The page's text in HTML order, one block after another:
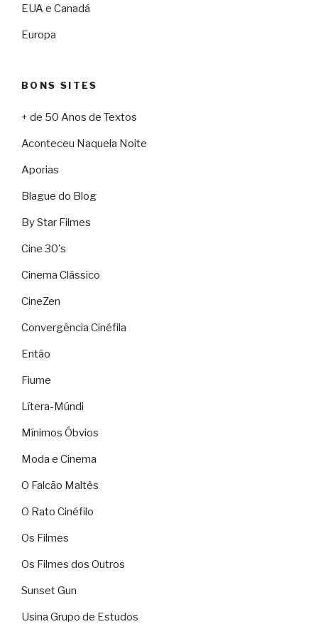
EUA e Canadá
Europa
BONS SITES
+ de 50 Anos de Textos
Aconteceu Naquela Noite
Aporias
Blague do Blog
By Star Filmes
Cine 30's
Cinema Clássico
CineZen
Convergência Cinéfila
Então
Fiume
Lítera-Múndi
Mínimos Óbvios
Moda e Cinema
O Falcão Maltês
O Rato Cinéfilo
Os Filmes
Os Filmes dos Outros
Sunset Gun
Usina Grupo de Estudos